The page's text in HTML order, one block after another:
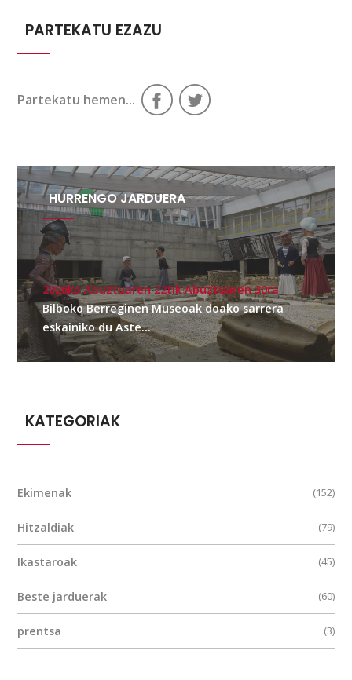
PARTEKATU EZAZU
Partekatu hemen...
HURRENGO JARDUERA
2026ko Abuztuaren 22tik Abuztuaren 30ra
Bilboko Berreginen Museoak doako sarrera
eskainiko du Aste...
KATEGORIAK
Ekimenak (152)
Hitzaldiak (79)
Ikastaroak (45)
Beste jarduerak (60)
prentsa (3)